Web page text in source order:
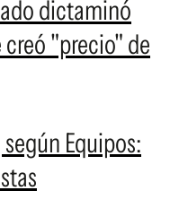
dictaminó
"precio" de
Equipos: